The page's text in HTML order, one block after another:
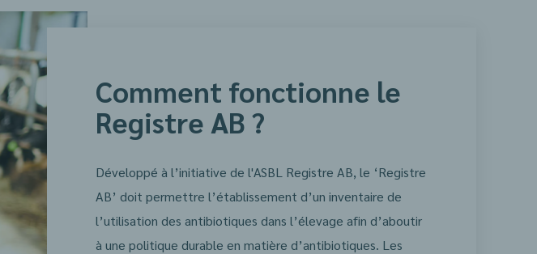
Comment fonctionne le
Registre AB ?
Développé à l’initiative de l'ASBL Registre AB, le ‘Registre
AB’ doit permettre l’établissement d’un inventaire de
l’utilisation des antibiotiques dans l’élevage afin d’aboutir
à une politique durable en matière d’antibiotiques. Les